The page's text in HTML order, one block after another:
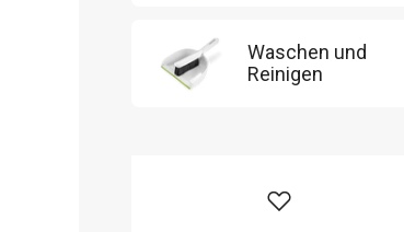
Waschen und
Reinigen